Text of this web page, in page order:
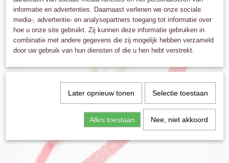
informatie en advertenties. Daarnaast verlenen we onze sociale
media-, advertentie- en analysepartners toegang tot informatie over
hoe u onze site gebruikt. Zij kunnen deze informatie gebruiken in
combinatie met andere gegevens die zij mogelijk hebben verzameld
door uw gebruik van hun diensten of die u hen hebt verstrekt.
Later opnieuw tonen Selectie toestaan
Alles toestaan Nee, niet akkoord